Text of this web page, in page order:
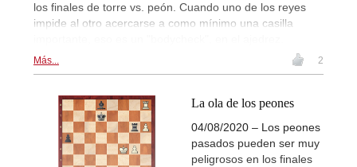
los finales de torre vs. peón. Cuando uno de los reyes
impide al otro acercarse a como mínimo una casilla
Más... 2
La ola de los peones
04/08/2020 – Los peones
pasados pueden ser muy
peligrosos en los finales